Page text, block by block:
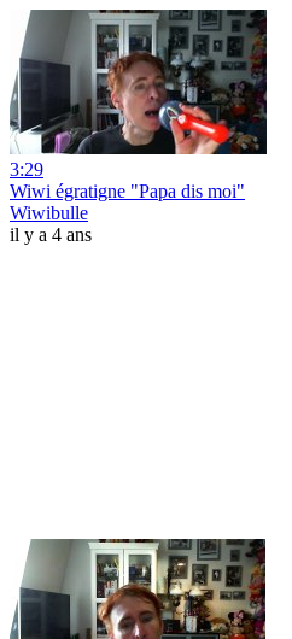
3:29
Wiwi égratigne "Papa dis moi"
Wiwibulle
il y a 4 ans